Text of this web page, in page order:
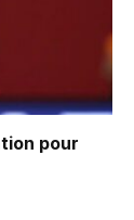
pour